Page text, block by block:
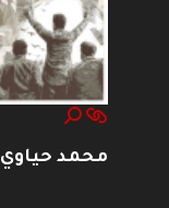
محمد حياوي